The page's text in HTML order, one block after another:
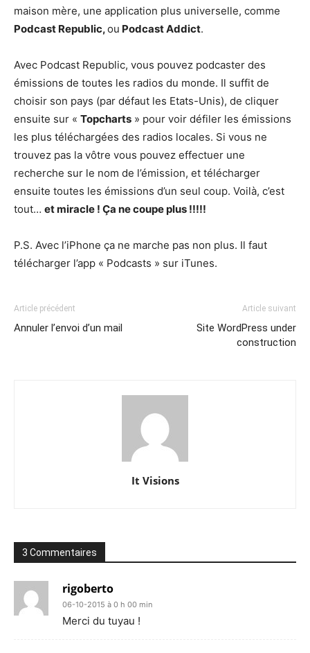
maison mère, une application plus universelle, comme
Podcast Republic,ou Podcast Addict.
Avec Podcast Republic, vous pouvez podcaster des
émissions de toutes les radios du monde. Il suffit de
choisir son pays (par défaut les Etats-Unis), de cliquer
ensuite sur « Topcharts » pour voir défiler les émissions
les plus téléchargées des radios locales. Si vous ne
trouvez pas la vôtre vous pouvez effectuer une
recherche sur le nom de l’émission, et télécharger
ensuite toutes les émissions d’un seul coup. Voilà, c’est
tout… et miracle ! Ça ne coupe plus !!!!!
P.S. Avec l’iPhone ça ne marche pas non plus. Il faut
télécharger l’app « Podcasts » sur iTunes.
Article précédent
Annuler l’envoi d’un mail
Article suivant
Site WordPress under
construction
It Visions
3 Commentaires
rigoberto
06-10-2015 à 0 h 00 min
Merci du tuyau !